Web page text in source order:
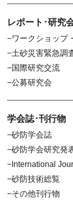
レポート･研究
ワークショップ
土砂災害緊急調
国際研究交流
公募研究会
学会誌･刊行物
砂防学会誌
砂防学会研究発
International
砂防技術総覧
その他刊行物